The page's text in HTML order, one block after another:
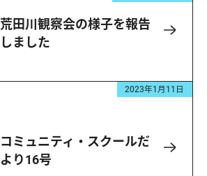
荒田川観察会の様子を報告
しました
2023年1月11日
コミュニティ・スクールだ
より16号